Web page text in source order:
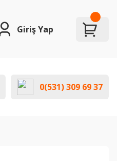
Giriş Yap
0(531) 309 69 37